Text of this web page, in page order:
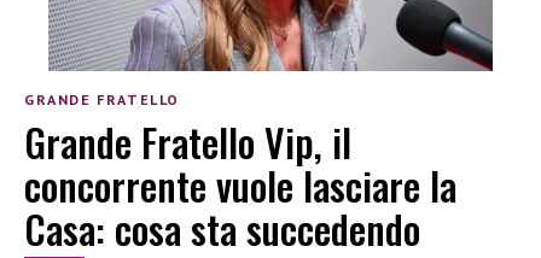
GRANDE FRATELLO
Grande Fratello Vip, il
concorrente vuole lasciare la
Casa: cosa sta succedendo